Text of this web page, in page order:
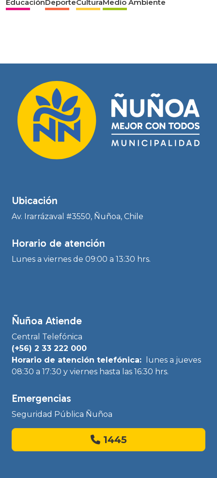
EducaciónDeporteCulturaMedio Ambiente
Ubicación
Av. Irarrázaval #3550, Ñuñoa, Chile
Horario de atención
Lunes a viernes de 09:00 a 13:30 hrs.
Ñuñoa Atiende
Central Telefónica
(+56) 2 33 222 000
Horario de atención telefónica:
lunes a jueves
08:30 a 17:30 y viernes hasta las 16:30 hrs.
Emergencias
Seguridad Pública Ñuñoa
1445